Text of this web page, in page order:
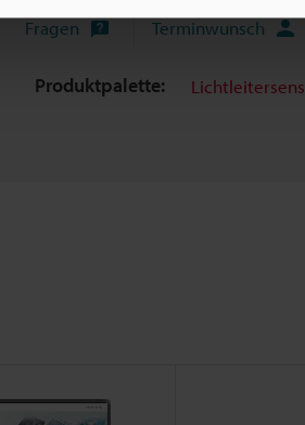
Fragen Terminwunsch
Produktpalette: